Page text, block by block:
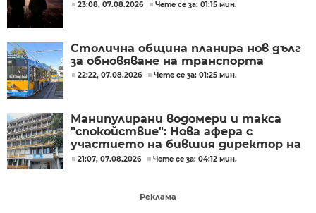
23:08, 07.08.2026 Чете се за: 01:15 мин.
Столична община планира нов дълг
за обновяване на транспорта
22:22, 07.08.2026 Чете се за: 01:25 мин.
Манипулирани водомери и такса
"спокойствие": Нова афера с
участието на бившия директор на
"ВиК - Бургас"
21:07, 07.08.2026 Чете се за: 04:12 мин.
Реклама